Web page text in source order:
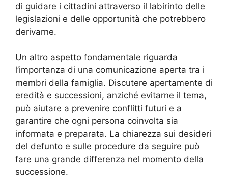
di guidare i cittadini attraverso il labirinto delle
legislazioni e delle opportunità che potrebbero
derivarne.
Un altro aspetto fondamentale riguarda
l’importanza di una comunicazione aperta tra i
membri della famiglia. Discutere apertamente di
eredità e successioni, anziché evitarne il tema,
può aiutare a prevenire conflitti futuri e a
garantire che ogni persona coinvolta sia
informata e preparata. La chiarezza sui desideri
del defunto e sulle procedure da seguire può
fare una grande differenza nel momento della
successione.